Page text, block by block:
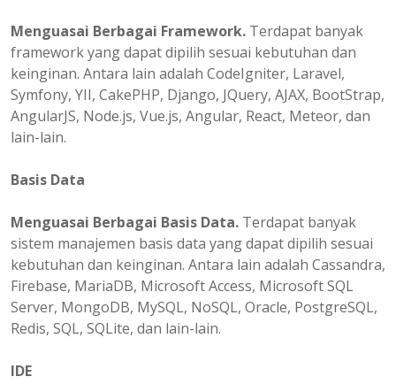
Menguasai Berbagai Framework. Terdapat banyak
framework yang dapat dipilih sesuai kebutuhan dan
keinginan. Antara lain adalah CodeIgniter, Laravel,
Symfony, YII, CakePHP, Django, JQuery, AJAX, BootStrap,
AngularJS, Node.js, Vue.js, Angular, React, Meteor, dan
lain-lain.
Basis Data
Menguasai Berbagai Basis Data. Terdapat banyak
sistem manajemen basis data yang dapat dipilih sesuai
kebutuhan dan keinginan. Antara lain adalah Cassandra,
Firebase, MariaDB, Microsoft Access, Microsoft SQL
Server, MongoDB, MySQL, NoSQL, Oracle, PostgreSQL,
Redis, SQL, SQLite, dan lain-lain.
IDE